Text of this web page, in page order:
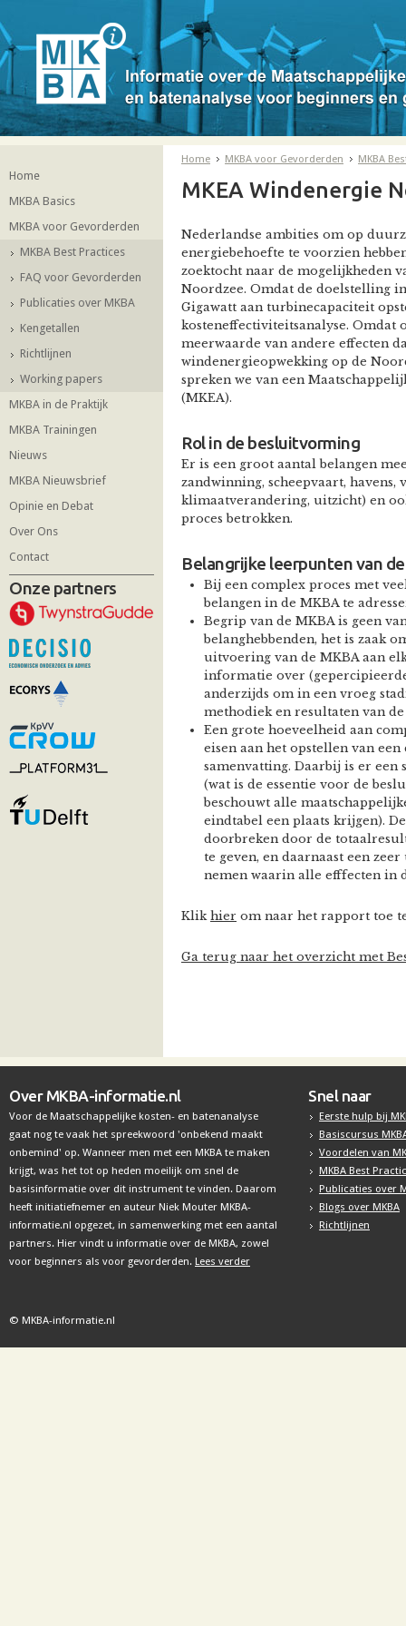
Home
MKBA Basics
MKBA voor Gevorderden
MKBA Best Practices
FAQ voor Gevorderden
Publicaties over MKBA
Kengetallen
Richtlijnen
Working papers
MKBA in de Praktijk
MKBA Trainingen
Nieuws
MKBA Nieuwsbrief
Opinie en Debat
Over Ons
Contact
Onze partners
Home MKBA voor Gevorderden MKBA
MKEA Windenergie
Nederlandse ambities om op
energiebehoefte te voorzien
zoektocht naar de mogelijkheden
Noordzee. Omdat de doelstelling
Gigawatt aan turbinecapaciteit
kosteneffectiviteitsanalyse. Omdat
meerwaarde van andere effecten
windenergieopwekking op de
spreken we van een
(MKEA).
Rol in de besluitvorming
Er is een groot aantal belangen
zandwinning, scheepvaart, havens,
klimaatverandering, uitzicht) en
proces betrokken.
Belangrijke leerpunten van
Bij een complex proces met
belangen in de MKBA te
Begrip van de MKBA is geen
belanghebbenden, het is zaak
uitvoering van de MKBA aan
informatie over
anderzijds om in een vroeg
methodiek en resultaten van
Een grote hoeveelheid aan
eisen aan het opstellen van
samenvatting. Daarbij is er een
(wat is de essentie voor de
beschouwt alle
eindtabel een plaats krijgen).
doorbreken door de
te geven, en daarnaast een
nemen waarin alle efffecten in
Klik hier om naar het rapport toe
Ga terug naar het overzicht met
Over MKBA-informatie.nl
Voor de Maatschappelijke kosten- en batenanalyse
gaat nog te vaak het spreekwoord 'onbekend maakt
onbemind' op. Wanneer men met een MKBA te maken
krijgt, was het tot op heden moeilijk om snel de
basisinformatie over dit instrument te vinden. Daarom
heeft initiatiefnemer en auteur Niek Mouter MKBA-
informatie.nl opgezet, in samenwerking met een aantal
partners. Hier vindt u informatie over de MKBA, zowel
voor beginners als voor gevorderden. Lees verder
Snel naar
Eerste hulp bij
Basiscursus
Voordelen van
MKBA Best
Publicaties over
Blogs over MKBA
Richtlijnen
© MKBA-informatie.nl